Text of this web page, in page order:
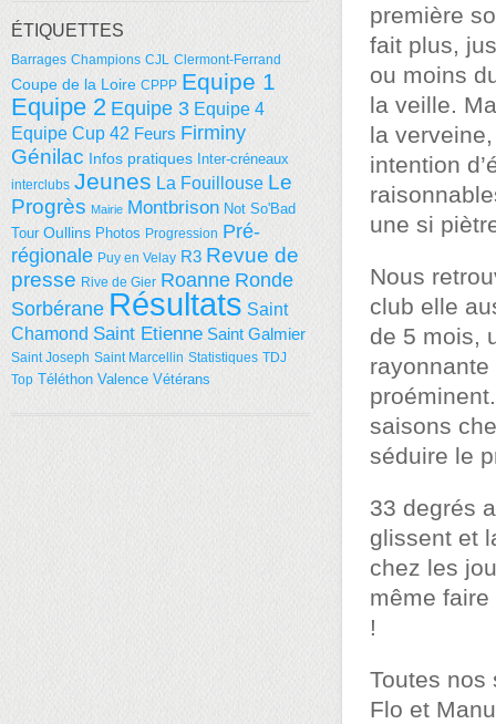
première
fait plus,
ou moins
la veille.
la
intention
une si
Nous
club elle
de 5 mois,
saisons
séduire le
33 degrés
glissent et
chez les
même
!
Toutes nos
Flo et
ÉTIQUETTES
Barrages Champions CJL Clermont-Ferrand
Coupe de la Loire CPPP Equipe 1
Equipe 2 Equipe 3 Equipe 4
Equipe Cup 42 Feurs Firminy
Génilac Infos pratiques Inter-créneaux
interclubs Jeunes La Fouillouse Le
Progrès Mairie Montbrison Not So'Bad
Tour Oullins Photos Progression Pré-
régionale Puy en Velay R3 Revue de
presse Rive de Gier Roanne Ronde
Sorbérane Résultats Saint
Chamond Saint Etienne Saint Galmier
Saint Joseph Saint Marcellin Statistiques TDJ
Top Téléthon Valence Vétérans